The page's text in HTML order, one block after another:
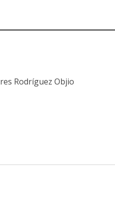
Rodríguez Objio